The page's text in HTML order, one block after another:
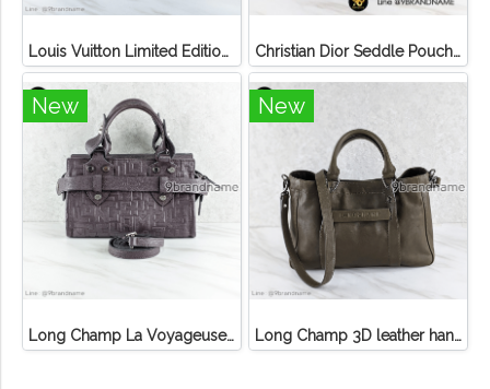
Louis Vuitton Limited Edition Monogram Canvas Sofia Coppola SC Bag Christian Dior Seddle Pouch Accessory Hand Bag
New
Long Champ La Voyageuse Bag Leather
New
Long Champ 3D leather handbag